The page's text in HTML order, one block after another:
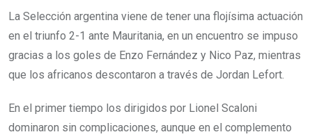
La Selección argentina viene de tener una flojísima actuación
en el triunfo 2-1 ante Mauritania, en un encuentro se impuso
gracias a los goles de Enzo Fernández y Nico Paz, mientras
que los africanos descontaron a través de Jordan Lefort.
En el primer tiempo los dirigidos por Lionel Scaloni
dominaron sin complicaciones, aunque en el complemento